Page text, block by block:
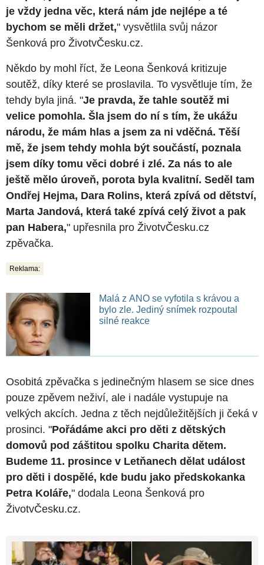
je vždy jedna věc, která nám jde nejlépe a té
bychom se měli držet," vysvětlila svůj názor
Šenková pro ŽivotvČesku.cz.
Někdo by mohl říct, že Leona Šenková kritizuje
soutěž, díky které se proslavila. To vysvětluje tím, že
tehdy byla jiná. "Je pravda, že tahle soutěž mi
velice pomohla. Šla jsem do ní s tím, že ukážu
národu, že mám hlas a jsem za ni vděčná. Těší
mě, že jsem tehdy mohla být součástí, poznala
jsem díky tomu věci dobré i zlé. Za nás to ale
ještě mělo úroveň, porota byla kvalitní. Seděl tam
Ondřej Hejma, Dara Rolins, která zpívá od dětství,
Marta Jandová, která také zpívá celý život a pak
pan Habera," upřesnila pro ŽivotvČesku.cz
zpěvačka.
Reklama:
Malá z ANO se vyfotila s krávou a
bylo zle. Jediný snímek rozpoutal
silné reakce
Osobitá zpěvačka s jedinečným hlasem se sice dnes
pouze zpěvem neživí, ale i nadále vystupuje na
velkých akcích. Jedna z těch nejdůležitějších ji čeká v
prosinci. "Pořádáme akci pro děti z dětských
domovů pod záštitou spolku Charita dětem.
Budeme 11. prosince v Letňanech dělat událost
pro děti i dospělé, kde budu jako předskokanka
Petra Koláře," dodala Leona Šenková pro
ŽivotvČesku.cz.